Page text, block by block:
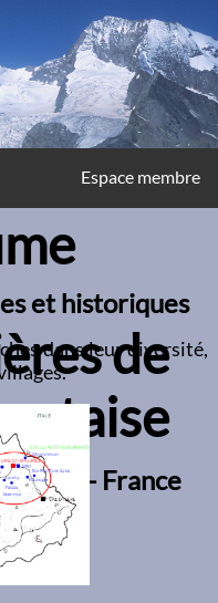
de
- France
Espace membre
et historiques
dans leur diversité,